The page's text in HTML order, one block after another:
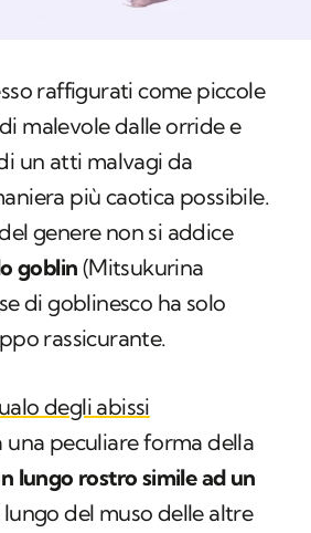
raffigurati come piccole
malevole dalle orride e
un atti malvagi da
più caotica possibile.
genere non si addice
goblin (Mitsukurina
di goblinesco ha solo
rassicurante.
degli abissi
peculiare forma della
lungo rostro simile ad un
del muso delle altre